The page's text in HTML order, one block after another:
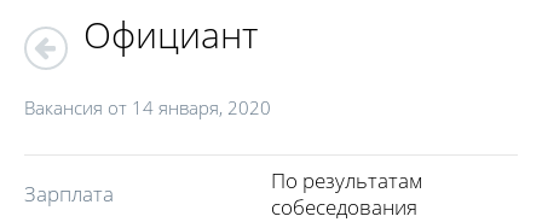
Официант
Вакансия от 14 января, 2020
Зарплата
По результатам
собеседования